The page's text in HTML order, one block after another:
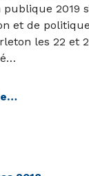
2019
et de
les 22 et